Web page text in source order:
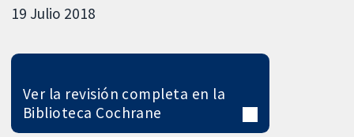
19 Julio 2018
Ver la revisión completa en la
Biblioteca Cochrane